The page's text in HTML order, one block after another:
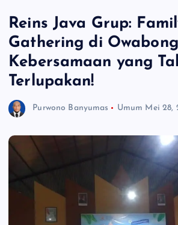
Reins Java Grup:
Gathering di
Kebersamaan yang
Terlupakan!
Purwono Banyumas Umum Mei 28,